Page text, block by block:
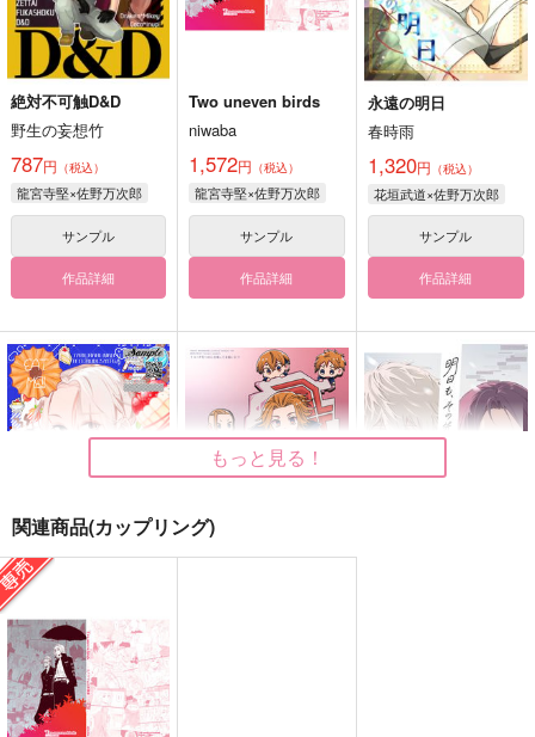
絶対不可触D&D
野生の妄想竹
787円 （税込）
龍宮寺堅×佐野万次郎
サンプル
作品詳細
Two uneven birds
niwaba
1,572円 （税込）
龍宮寺堅×佐野万次郎
サンプル
作品詳細
永遠の明日
春時雨
1,320円 （税込）
花垣武道×佐野万次郎
サンプル
作品詳細
たべられないっていっ
てるでしょーが!!
双
1,257円（税込）
佐野万次郎×花垣武道
もっと見る！
関連商品(カップリング)